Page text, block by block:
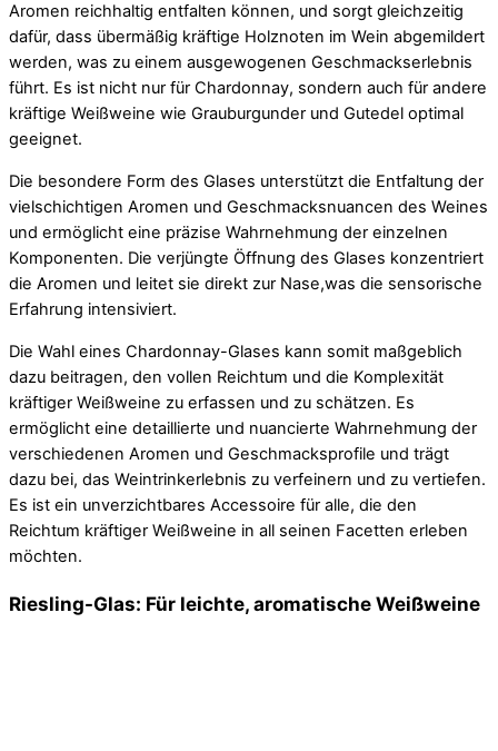
Aromen reichhaltig entfalten können, und sorgt gleichzeitig
dafür, dass übermäßig kräftige Holznoten im Wein abgemildert
werden, was zu einem ausgewogenen Geschmackserlebnis
führt. Es ist nicht nur für Chardonnay, sondern auch für andere
kräftige Weißweine wie Grauburgunder und Gutedel optimal
geeignet.
Die besondere Form des Glases unterstützt die Entfaltung der
vielschichtigen Aromen und Geschmacksnuancen des Weines
und ermöglicht eine präzise Wahrnehmung der einzelnen
Komponenten. Die verjüngte Öffnung des Glases konzentriert
die Aromen und leitet sie direkt zur Nase,was die sensorische
Erfahrung intensiviert.
Die Wahl eines Chardonnay-Glases kann somit maßgeblich
dazu beitragen, den vollen Reichtum und die Komplexität
kräftiger Weißweine zu erfassen und zu schätzen. Es
ermöglicht eine detaillierte und nuancierte Wahrnehmung der
verschiedenen Aromen und Geschmacksprofile und trägt
dazu bei, das Weintrinkerlebnis zu verfeinern und zu vertiefen.
Es ist ein unverzichtbares Accessoire für alle, die den
Reichtum kräftiger Weißweine in all seinen Facetten erleben
möchten.
Riesling-Glas: Für leichte, aromatische Weißweine